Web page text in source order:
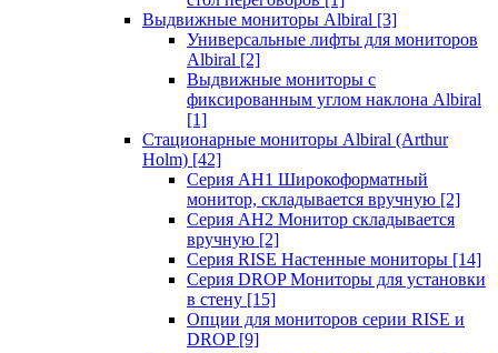
Выдвижные мониторы Albiral [3]
Универсальные лифты для мониторов
Albiral [2]
Выдвижные мониторы с
фиксированным углом наклона Albiral
[1]
Стационарные мониторы Albiral (Arthur
Holm) [42]
Серия AH1 Широкоформатный
монитор, складывается вручную [2]
Серия AH2 Монитор складывается
вручную [2]
Серия RISE Настенные мониторы [14]
Серия DROP Мониторы для установки
в стену [15]
Опции для мониторов серии RISE и
DROP [9]